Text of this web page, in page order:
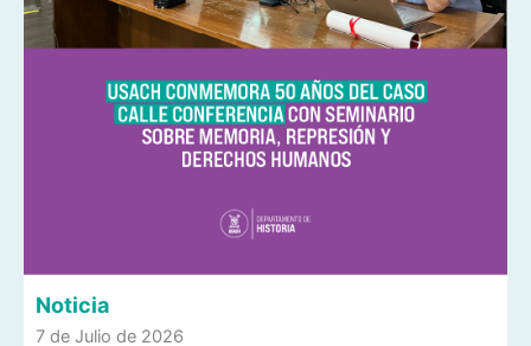
Noticia
7 de Julio de 2026